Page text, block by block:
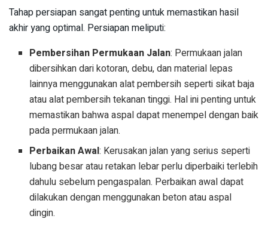
Tahap persiapan sangat penting untuk memastikan hasil
akhir yang optimal. Persiapan meliputi:
Pembersihan Permukaan Jalan: Permukaan jalan
dibersihkan dari kotoran, debu, dan material lepas
lainnya menggunakan alat pembersih seperti sikat baja
atau alat pembersih tekanan tinggi. Hal ini penting untuk
memastikan bahwa aspal dapat menempel dengan baik
pada permukaan jalan.
Perbaikan Awal: Kerusakan jalan yang serius seperti
lubang besar atau retakan lebar perlu diperbaiki terlebih
dahulu sebelum pengaspalan. Perbaikan awal dapat
dilakukan dengan menggunakan beton atau aspal
dingin.